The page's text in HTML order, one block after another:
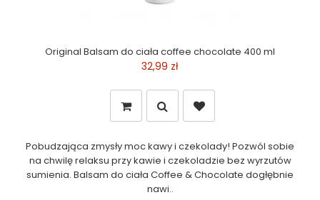
Original Balsam do ciała coffee chocolate 400 ml
32,99 zł
Pobudzająca zmysły moc kawy i czekolady! Pozwól sobie
na chwilę relaksu przy kawie i czekoladzie bez wyrzutów
sumienia. Balsam do ciała Coffee & Chocolate dogłębnie
nawi..